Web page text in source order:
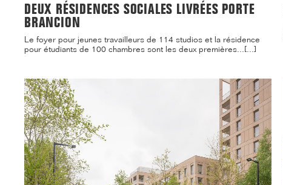
DEUX RÉSIDENCES SOCIALES LIVRÉES PORTE
BRANCION
Le foyer pour jeunes travailleurs de 114 studios et la résidence
pour étudiants de 100 chambres sont les deux premières...[...]